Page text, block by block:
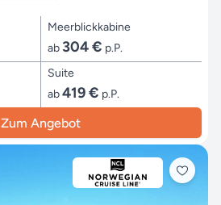
Meerblickkabine
ab 304 € p.P.
Suite
ab419 € p.P.
Zum Angebot